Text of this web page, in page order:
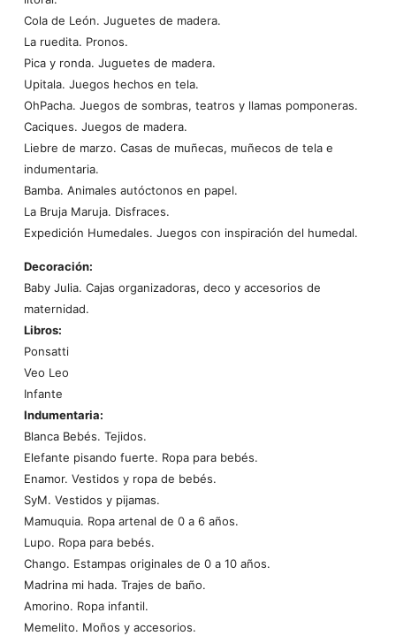
Cola de León. Juguetes de madera.
La ruedita. Pronos.
Pica y ronda. Juguetes de madera.
Upitala. Juegos hechos en tela.
OhPacha. Juegos de sombras, teatros y llamas pomponeras.
Caciques. Juegos de madera.
Liebre de marzo. Casas de muñecas, muñecos de tela e
indumentaria.
Bamba. Animales autóctonos en papel.
La Bruja Maruja. Disfraces.
Expedición Humedales. Juegos con inspiración del humedal.
Decoración:
Baby Julia. Cajas organizadoras, deco y accesorios de
maternidad.
Libros:
Ponsatti
Veo Leo
Infante
Indumentaria:
Blanca Bebés. Tejidos.
Elefante pisando fuerte. Ropa para bebés.
Enamor. Vestidos y ropa de bebés.
SyM. Vestidos y pijamas.
Mamuquia. Ropa artenal de 0 a 6 años.
Lupo. Ropa para bebés.
Chango. Estampas originales de 0 a 10 años.
Madrina mi hada. Trajes de baño.
Amorino. Ropa infantil.
Memelito. Moños y accesorios.